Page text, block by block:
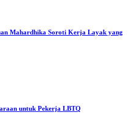
Mahardhika Soroti Kerja Layak yang
untuk Pekerja LBTQ